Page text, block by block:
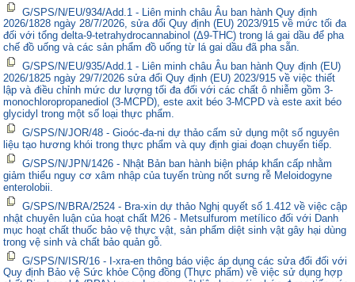
G/SPS/N/EU/934/Add.1 - Liên minh châu Âu ban hành Quy định
2026/1828 ngày 28/7/2026, sửa đổi Quy định (EU) 2023/915 về mức tối đa
đối với tổng delta-9-tetrahydrocannabinol (Δ9-THC) trong lá gai dầu để pha
chế đồ uống và các sản phẩm đồ uống từ lá gai dầu đã pha sẵn.
G/SPS/N/EU/935/Add.1 - Liên minh châu Âu ban hành Quy định (EU)
2026/1825 ngày 29/7/2026 sửa đổi Quy định (EU) 2023/915 về việc thiết
lập và điều chỉnh mức dư lượng tối đa đối với các chất ô nhiễm gồm 3-
monochloropropanediol (3-MCPD), este axit béo 3-MCPD và este axit béo
glycidyl trong một số loại thực phẩm.
G/SPS/N/JOR/48 - Gioóc-đa-ni dự thảo cấm sử dụng một số nguyên
liệu tạo hương khói trong thực phẩm và quy định giai đoạn chuyển tiếp.
G/SPS/N/JPN/1426 - Nhật Bản ban hành biện pháp khẩn cấp nhằm
giảm thiểu nguy cơ xâm nhập của tuyến trùng nốt sưng rễ Meloidogyne
enterolobii.
G/SPS/N/BRA/2524 - Bra-xin dự thảo Nghị quyết số 1.412 về việc cập
nhật chuyên luận của hoạt chất M26 - Metsulfurom metílico đối với Danh
mục hoạt chất thuốc bảo vệ thực vật, sản phẩm diệt sinh vật gây hại dùng
trong vệ sinh và chất bảo quản gỗ.
G/SPS/N/ISR/16 - I-xra-en thông báo việc áp dụng các sửa đổi đối với
Quy định Bảo vệ Sức khỏe Cộng đồng (Thực phẩm) về việc sử dụng hợp